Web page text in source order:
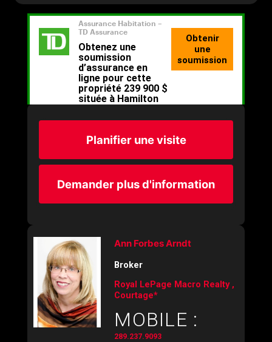
Planifier une visite
Demander plus d'information
Ann Forbes Arndt
Broker
Royal LePage Macro Realty ,
Courtage*
MOBILE :
289.237.9093